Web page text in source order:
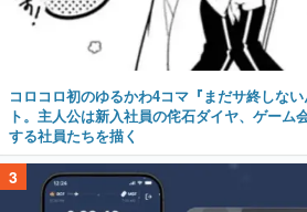
コロコロ初のゆるかわ4コマ『まだサ終しな
ト。主人公は新入社員の侘石ダイヤ、ゲーム
する社員たちを描く
3